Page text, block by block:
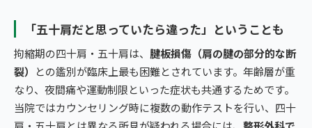
「五十肩だと思っていたら違った」ということも
拘縮期の四十肩・五十肩は、 腱板損傷（肩の腱の部分的な断
裂）
との鑑別が臨床上最も困難とされています。年齢層が重
なり、夜間痛や運動制限といった症状も共通するためです。
当院ではカウンセリング時に複数の動作テストを行い、四十